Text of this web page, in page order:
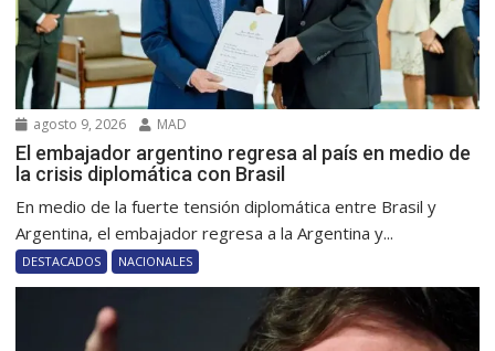
agosto 9, 2026 MAD
El embajador argentino regresa al país en medio de
la crisis diplomática con Brasil
En medio de la fuerte tensión diplomática entre Brasil y
Argentina, el embajador regresa a la Argentina y...
DESTACADOS NACIONALES